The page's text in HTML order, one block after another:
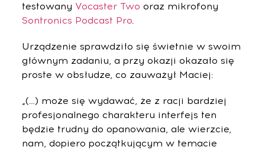
testowany Vocaster Two oraz mikrofony
Sontronics Podcast Pro.
Urządzenie sprawdziło się świetnie w swoim
głównym zadaniu, a przy okazji okazało się
proste w obsłudze, co zauważył Maciej:
„(…) może się wydawać, że z racji bardziej
profesjonalnego charakteru interfejs ten
będzie trudny do opanowania, ale wierzcie,
nam, dopiero początkującym w temacie